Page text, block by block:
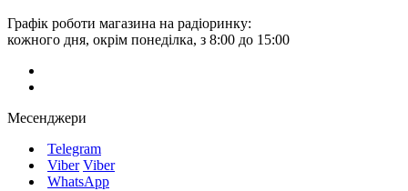
Графік роботи магазина на радіоринку:
кожного дня, окрім понеділка, з 8:00 до 15:00
Месенджери
Telegram
Viber Viber
WhatsApp